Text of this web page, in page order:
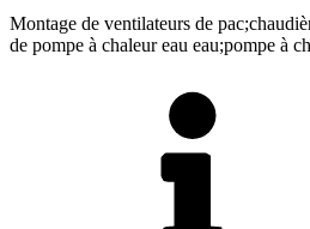
Montage de ventilateurs de
de pompe à chaleur eau eau;pompe à